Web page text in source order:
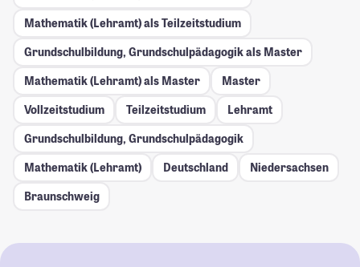
Mathematik (Lehramt) als Teilzeitstudium
Grundschulbildung, Grundschulpädagogik als Master
Mathematik (Lehramt) als Master
Master
Vollzeitstudium
Teilzeitstudium
Lehramt
Grundschulbildung, Grundschulpädagogik
Mathematik (Lehramt)
Deutschland
Niedersachsen
Braunschweig